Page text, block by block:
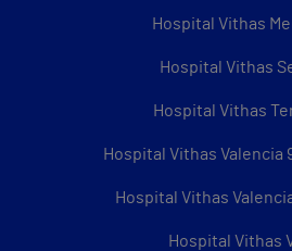
Hospital Vithas
Hospital Vithas
Hospital Vithas
Hospital Vithas Valencia
Hospital Vithas
Hospital Vithas